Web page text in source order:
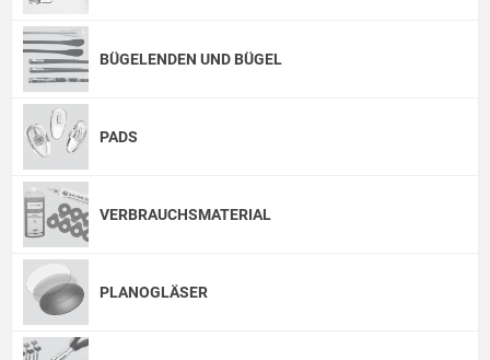
BÜGELENDEN UND BÜGEL
PADS
VERBRAUCHSMATERIAL
PLANOGLÄSER